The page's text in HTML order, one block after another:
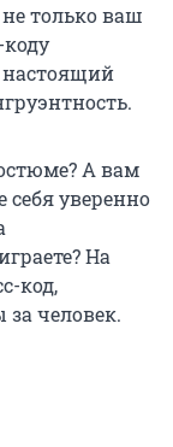
только ваш
настоящий
А вам
себя уверенно
На
код,
человек.